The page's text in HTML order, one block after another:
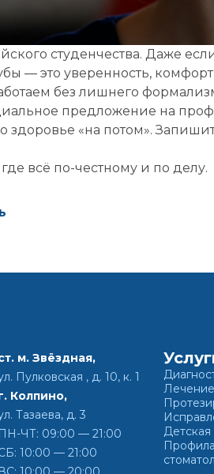
Выберите клинику:
Выберите врача:
Дата и время приёма:
Если Вам нужна срочная
Нажимая кнопку
студенчества. Даже
— это уверенность,
без лишнего
предложение на
здоровье «на потом».
всё по-честному и по делу.
м. Звёздная,
Пулковская , д. 10, к. 1
Колпино,
Тазаева, д. 3
ПН-ЧТ: 09:00 — 21:00
10:00 — 21:00
Детская